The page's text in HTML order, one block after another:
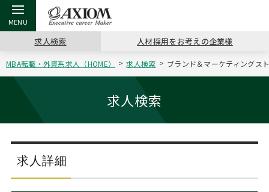
戻る
アクシアムの特長
戻る
コンサ
サービス案内
戻る
キャリ
コンサルタントの紹介
戻る
キャリア支援 TOP
キャリアデザイン講座
（最新求人市場動向）
戻る
MBAの
ステージ別アドバイス
戻る
日本か
戻る
転職ツール TOP
英文レジュメの書き方
戻る
パワー
職務経歴書の書き方
戻る
転職コラム TOP
“展”職相談室
転職市場の明日をよめ
戻る
イベント・セミナー TOP
ジョブフェア
キャリアデザインセミナー
戻る
会社概要 TOP
沿革
主なクライアント
求人検索 人材採用をお考えの企業様
MBA転職・外資系求人（HOME） 求人検索 ブランド＆マーケティングス
求人検索
求人詳細